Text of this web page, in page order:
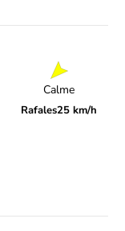
Calme
Rafales25 km/h